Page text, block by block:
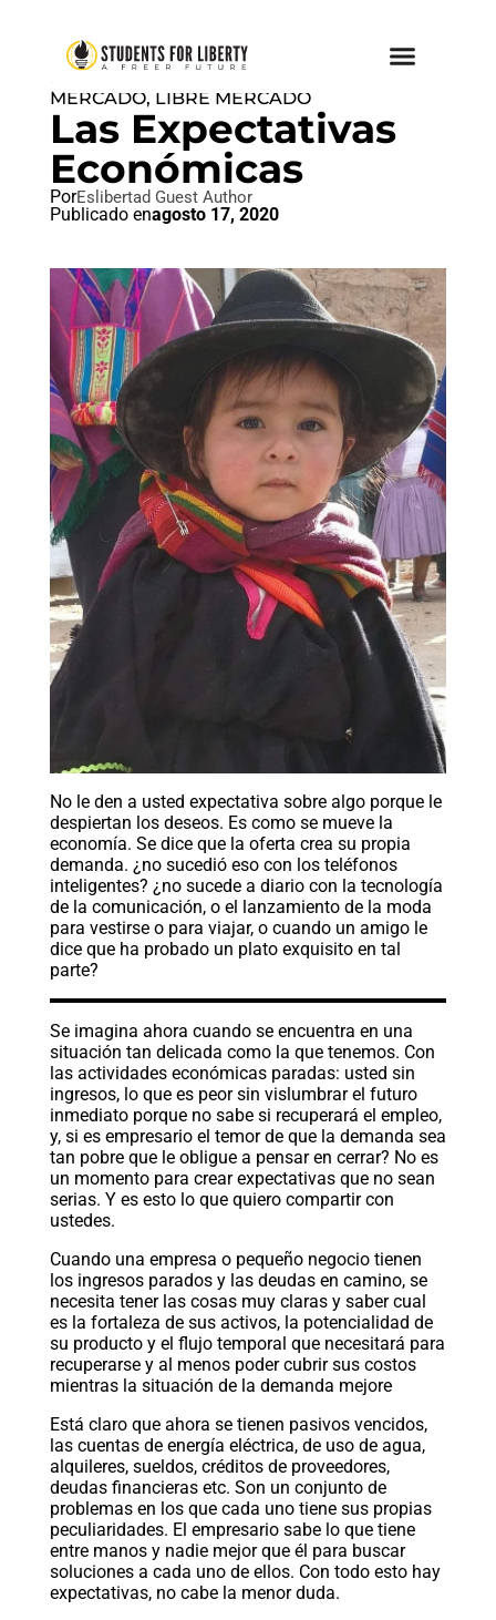
ECONOMÍA DE LIBRE
MERCADO, LIBRE MERCADO
Las Expectativas
Económicas
PorEslibertad Guest Author
Publicado enagosto 17, 2020
No le den a usted expectativa sobre algo porque le
despiertan los deseos. Es como se mueve la
economía. Se dice que la oferta crea su propia
demanda. ¿no sucedió eso con los teléfonos
inteligentes? ¿no sucede a diario con la tecnología
de la comunicación, o el lanzamiento de la moda
para vestirse o para viajar, o cuando un amigo le
dice que ha probado un plato exquisito en tal
parte?
Se imagina ahora cuando se encuentra en una
situación tan delicada como la que tenemos. Con
las actividades económicas paradas: usted sin
ingresos, lo que es peor sin vislumbrar el futuro
inmediato porque no sabe si recuperará el empleo,
y, si es empresario el temor de que la demanda sea
tan pobre que le obligue a pensar en cerrar? No es
un momento para crear expectativas que no sean
serias. Y es esto lo que quiero compartir con
ustedes.
Cuando una empresa o pequeño negocio tienen
los ingresos parados y las deudas en camino, se
necesita tener las cosas muy claras y saber cual
es la fortaleza de sus activos, la potencialidad de
su producto y el flujo temporal que necesitará para
recuperarse y al menos poder cubrir sus costos
mientras la situación de la demanda mejore
Está claro que ahora se tienen pasivos vencidos,
las cuentas de energía eléctrica, de uso de agua,
alquileres, sueldos, créditos de proveedores,
deudas financieras etc. Son un conjunto de
problemas en los que cada uno tiene sus propias
peculiaridades. El empresario sabe lo que tiene
entre manos y nadie mejor que él para buscar
soluciones a cada uno de ellos. Con todo esto hay
expectativas, no cabe la menor duda.